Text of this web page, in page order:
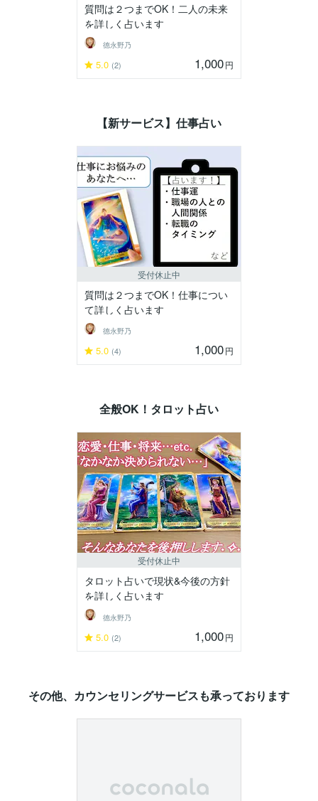
質問は２つまでOK！二人の未来
を詳しく占います
德永野乃
5.0 (2) 1,000円
【新サービス】仕事占い
受付休止中
質問は２つまでOK！仕事につい
て詳しく占います
德永野乃
5.0 (4) 1,000円
全般OK！タロット占い
受付休止中
タロット占いで現状&今後の方針
を詳しく占います
德永野乃
5.0 (2) 1,000円
その他、カウンセリングサービスも承っております